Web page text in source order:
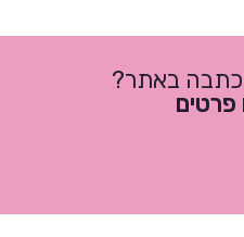
כתבה באתר?
פרטים